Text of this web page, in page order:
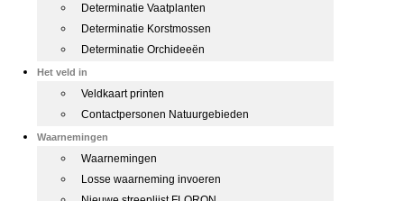
Determinatie Vaatplanten
Determinatie Korstmossen
Determinatie Orchideeën
Het veld in
Veldkaart printen
Contactpersonen Natuurgebieden
Waarnemingen
Waarnemingen
Losse waarneming invoeren